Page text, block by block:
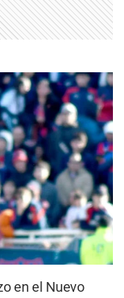
en el Nuevo